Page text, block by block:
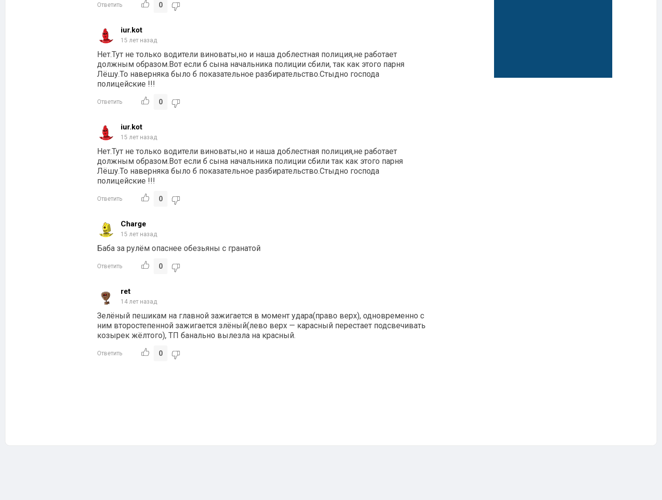
Ответить 0
iur.kot
15 лет назад
Нет.Тут не только водители виноваты,но и наша доблестная полиция,не работает
должным образом.Вот если б сына начальника полиции сбили, так как этого парня
Лёшу.То наверняка было б показательное разбирательство.Стыдно господа
полицейские !!!
Ответить 0
iur.kot
15 лет назад
Нет.Тут не только водители виноваты,но и наша доблестная полиция,не работает
должным образом.Вот если б сына начальника полиции сбили так как этого парня
Лёшу.То наверняка было б показательное разбирательство.Стыдно господа
полицейские !!!
Ответить 0
Charge
15 лет назад
Баба за рулём опаснее обезьяны с гранатой
Ответить 0
ret
14 лет назад
Зелёный пешикам на главной зажигается в момент удара(право верх), одновременно с
ним второстепенной зажигается злёный(лево верх — карасный перестает подсвечивать
козырек жёлтого), ТП банально вылезла на красный.
Ответить 0